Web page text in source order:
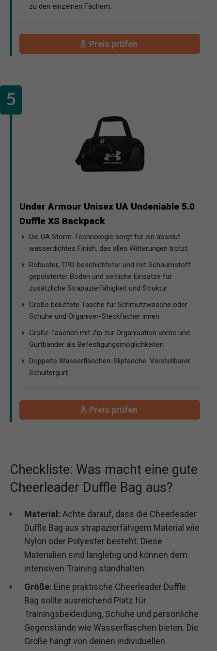
zu den einzelnen Fächern.
Preis prüfen
Under Armour Unisex UA Undeniable 5.0
Duffle XS Backpack
Die UA Storm-Technologie sorgt für ein absolut
wasserdichtes Finish, das allen Witterungen trotzt
Robuster, TPU-beschichteter und mit Schaumstoff
gepolsterter Boden und seitliche Einsätze für
zusätzliche Strapazierfähigkeit und Struktur
Große belüftete Tasche für Schmutzwäsche oder
Schuhe und Organiser-Steckfächer innen
Große Taschen mit Zip zur Organisation vorne und
Gurtbänder als Befestigungsmöglichkeiten
Doppelte Wasserflaschen-Sliptasche. Verstellbarer
Schultergurt
Preis prüfen
Checkliste: Was macht eine gute
Cheerleader Duffle Bag aus?
Material: Achte darauf, dass die Cheerleader
Duffle Bag aus strapazierfähigem Material wie
Nylon oder Polyester besteht. Diese
Materialien sind langlebig und können dem
intensiven Training standhalten.
Größe: Eine praktische Cheerleader Duffle
Bag sollte ausreichend Platz für
Trainingsbekleidung, Schuhe und persönliche
Gegenstände wie Wasserflaschen bieten. Die
Größe hängt von deinen individuellen